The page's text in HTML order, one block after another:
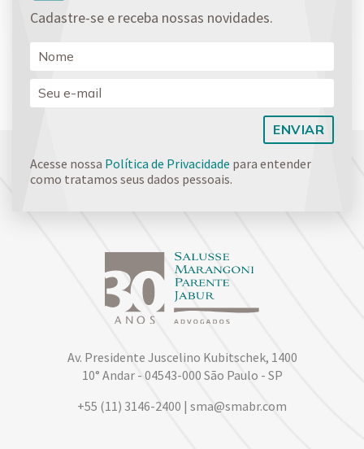
Cadastre-se e receba nossas novidades.
Acesse nossa Política de Privacidade para entender
como tratamos seus dados pessoais.
Av. Presidente Juscelino Kubitschek, 1400
10° Andar - 04543-000 São Paulo - SP
+55 (11) 3146-2400 | sma@smabr.com